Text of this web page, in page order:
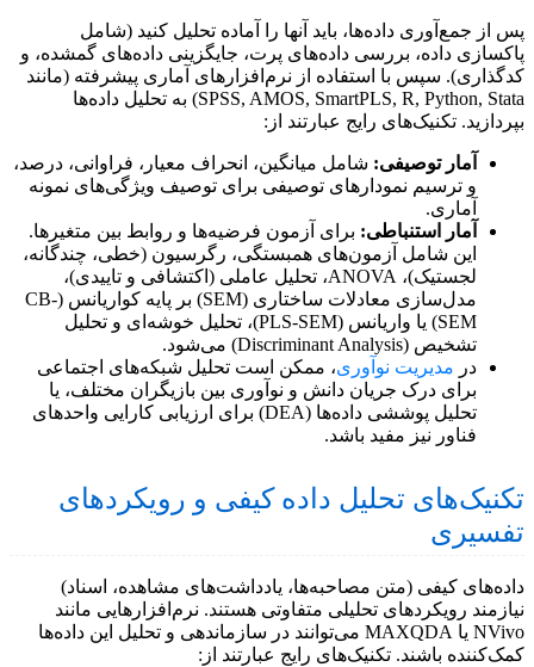
پس از جمع‌آوری داده‌ها، باید آنها را آماده تحلیل کنید (شامل
پاکسازی داده، بررسی داده‌های پرت، جایگزینی داده‌های گمشده، و
کدگذاری). سپس با استفاده از نرم‌افزارهای آماری پیشرفته (مانند
SPSS, AMOS, SmartPLS, R, Python, Stata) به تحلیل داده‌ها
بپردازید. تکنیک‌های رایج عبارتند از:
آمار توصیفی: شامل میانگین، انحراف معیار، فراوانی، درصد،
و ترسیم نمودارهای توصیفی برای توصیف ویژگی‌های نمونه
آماری.
آمار استنباطی: برای آزمون فرضیه‌ها و روابط بین متغیرها.
این شامل آزمون‌های همبستگی، رگرسیون (خطی، چندگانه،
لجستیک)، ANOVA، تحلیل عاملی (اکتشافی و تاییدی)،
مدل‌سازی معادلات ساختاری (SEM) بر پایه کواریانس (CB-
SEM) یا واریانس (PLS-SEM)، تحلیل خوشه‌ای و تحلیل
تشخیص (Discriminant Analysis) می‌شود.
در مدیریت نوآوری، ممکن است تحلیل شبکه‌های اجتماعی
برای درک جریان دانش و نوآوری بین بازیگران مختلف، یا
تحلیل پوششی داده‌ها (DEA) برای ارزیابی کارایی واحدهای
فناور نیز مفید باشد.
تکنیک‌های تحلیل داده کیفی و رویکردهای
تفسیری
داده‌های کیفی (متن مصاحبه‌ها، یادداشت‌های مشاهده، اسناد)
نیازمند رویکردهای تحلیلی متفاوتی هستند. نرم‌افزارهایی مانند
NVivo یا MAXQDA می‌توانند در سازماندهی و تحلیل این داده‌ها
کمک‌کننده باشند. تکنیک‌های رایج عبارتند از: